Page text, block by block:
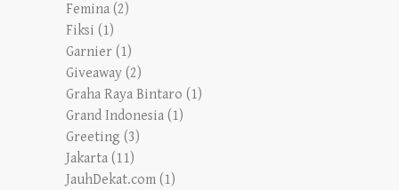
Femina (2)
Fiksi (1)
Garnier (1)
Giveaway (2)
Graha Raya Bintaro (1)
Grand Indonesia (1)
Greeting (3)
Jakarta (11)
JauhDekat.com (1)